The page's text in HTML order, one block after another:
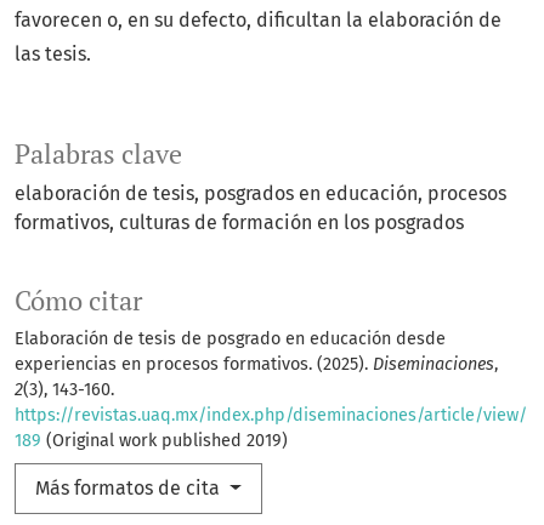
Palabras clave
elaboración de tesis posgrados en educación procesos
formativos culturas de formación en los posgrados
Cómo citar
Elaboración de tesis de posgrado en educación desde
experiencias en procesos formativos. (2025). Diseminaciones,
2(3), 143-160.
https://revistas.uaq.mx/index.php/diseminaciones/article/view/
189 (Original work published 2019)
Más formatos de cita
favorecen o, en su defecto, dificultan la elaboración de
las tesis.